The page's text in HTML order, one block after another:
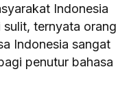
Indonesia
ternyata orang
Indonesia sangat
penutur bahasa